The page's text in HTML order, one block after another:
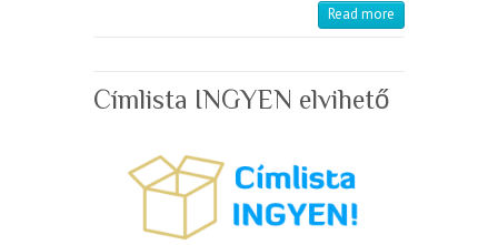
Read more
Címlista INGYEN elvihető